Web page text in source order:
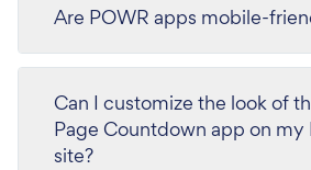
Are POWR apps mobile-
Can I customize the look of
Page Countdown app on my
site?